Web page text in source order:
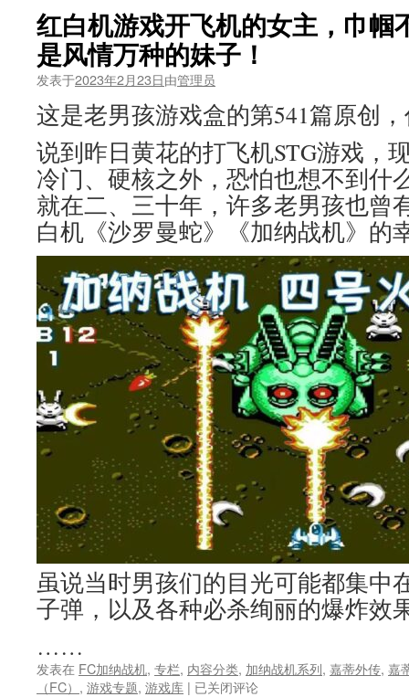
恶
龙》
少
儿
不
宜
的
内
容？
日
本
国
民
RPG
竟
这
样
闷
骚
红白机游戏开飞机的女主，巾帼
是风情万种的妹子！
发表于2023年2月23日由管理员
这是老男孩游戏盒的第541篇原创
说到昨日黄花的打飞机STG游戏，
冷门、硬核之外，恐怕也想不到什
就在二、三十年，许多老男孩也曾
白机《沙罗曼蛇》《加纳战机》的
虽说当时男孩们的目光可能都集中
子弹，以及各种必杀绚丽的爆炸效
……
发表在 FC加纳战机, 专栏, 内容分类, 加纳战机系列, 嘉蒂外传, 嘉
（FC） , 游戏专题, 游戏库 | 红
已关闭评论